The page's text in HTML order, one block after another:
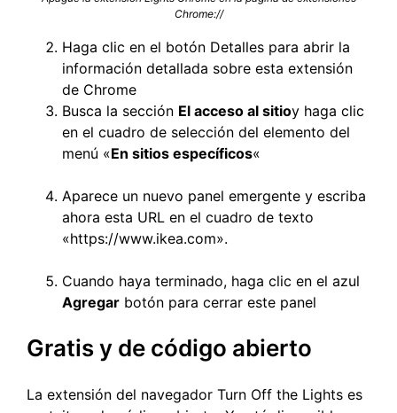
Chrome://
Haga clic en el botón Detalles para abrir la
información detallada sobre esta extensión
de Chrome
Busca la sección El acceso al sitioy haga clic
en el cuadro de selección del elemento del
menú «En sitios específicos«
Aparece un nuevo panel emergente y escriba
ahora esta URL en el cuadro de texto
«https://www.ikea.com».
Cuando haya terminado, haga clic en el azul
Agregar botón para cerrar este panel
Gratis y de código abierto
La extensión del navegador Turn Off the Lights es